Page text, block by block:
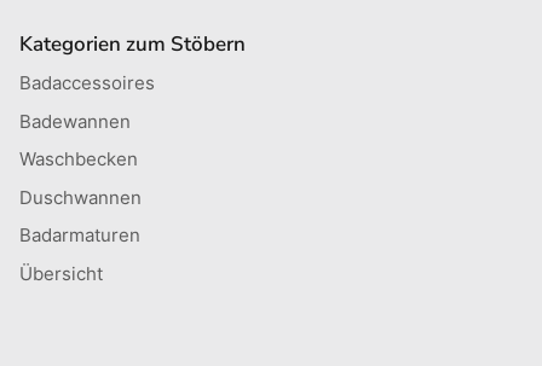
Kategorien zum Stöbern
Badaccessoires
Badewannen
Waschbecken
Duschwannen
Badarmaturen
Übersicht